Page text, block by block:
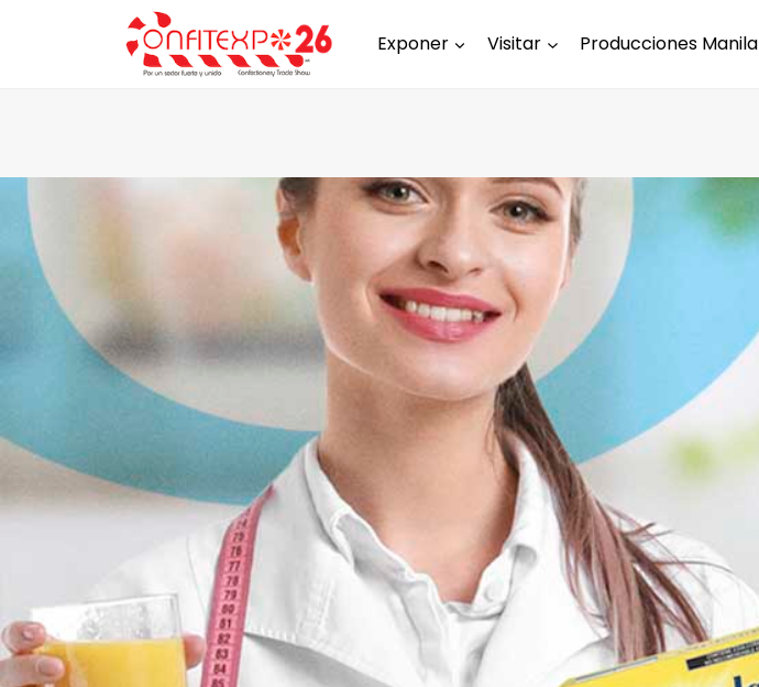
Exponer Visitar Producciones Manila